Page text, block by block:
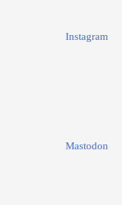
Instagram
Mastodon